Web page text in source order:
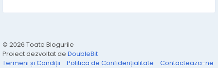
© 2026 Toate Blogurile
Proiect dezvoltat de DoubleBit
Termeni și Condiții
Politica de Confidențialitate Contactează-ne